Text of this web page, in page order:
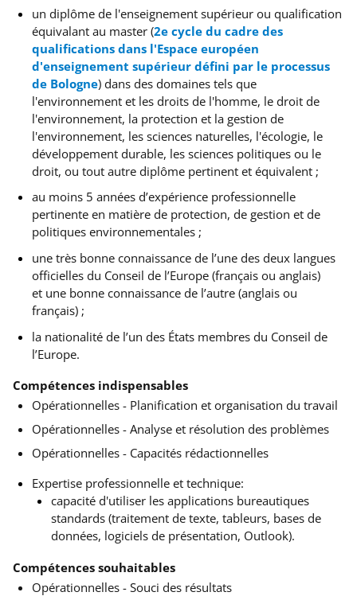
un diplôme de l'enseignement supérieur ou qualification
équivalant au master (2e cycle du cadre des
qualifications dans l'Espace européen
d'enseignement supérieur défini par le processus
de Bologne) dans des domaines tels que
l'environnement et les droits de l'homme, le droit de
l'environnement, la protection et la gestion de
l'environnement, les sciences naturelles, l'écologie, le
développement durable, les sciences politiques ou le
droit, ou tout autre diplôme pertinent et équivalent ;
au moins 5 années d’expérience professionnelle
pertinente en matière de protection, de gestion et de
politiques environnementales ;
une très bonne connaissance de l’une des deux langues
officielles du Conseil de l’Europe (français ou anglais)
et une bonne connaissance de l’autre (anglais ou
français) ;
la nationalité de l’un des États membres du Conseil de
l’Europe.
Compétences indispensables
Opérationnelles - Planification et organisation du travail
Opérationnelles - Analyse et résolution des problèmes
Opérationnelles - Capacités rédactionnelles
Expertise professionnelle et technique:
capacité d'utiliser les applications bureautiques
standards (traitement de texte, tableurs, bases de
données, logiciels de présentation, Outlook).
Compétences souhaitables
Opérationnelles - Souci des résultats